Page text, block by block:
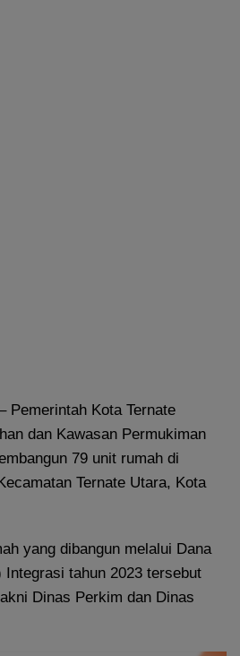
Pemerintah Kota Ternate
dan Kawasan Permukiman
79 unit rumah di
Ternate Utara, Kota
yang dibangun melalui Dana
tahun 2023 tersebut
Dinas Perkim dan Dinas